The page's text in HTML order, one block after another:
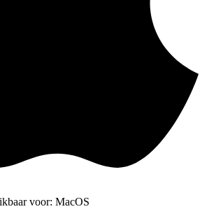
voor: MacOS